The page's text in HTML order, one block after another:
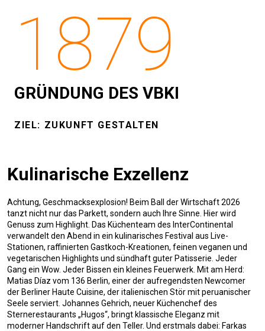
1879
GRÜNDUNG DES VBKI
ZIEL: ZUKUNFT GESTALTEN
Kulinarische Exzellenz
Achtung, Geschmacksexplosion! Beim Ball der Wirtschaft 2026
tanzt nicht nur das Parkett, sondern auch Ihre Sinne. Hier wird
Genuss zum Highlight. Das Küchenteam des InterContinental
verwandelt den Abend in ein kulinarisches Festival aus Live-
Stationen, raffinierten Gastkoch-Kreationen, feinen veganen und
vegetarischen Highlights und sündhaft guter Patisserie. Jeder
Gang ein Wow. Jeder Bissen ein kleines Feuerwerk. Mit am Herd:
Matias Díaz vom 136 Berlin, einer der aufregendsten Newcomer
der Berliner Haute Cuisine, der italienischen Stör mit peruanischer
Seele serviert. Johannes Gehrich, neuer Küchenchef des
Sternerestaurants „Hugos“, bringt klassische Eleganz mit
moderner Handschrift auf den Teller. Und erstmals dabei: Farkas